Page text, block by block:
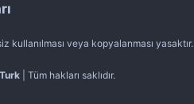
kullanılması veya kopyalanması yasaktır.
| Tüm hakları saklıdır.